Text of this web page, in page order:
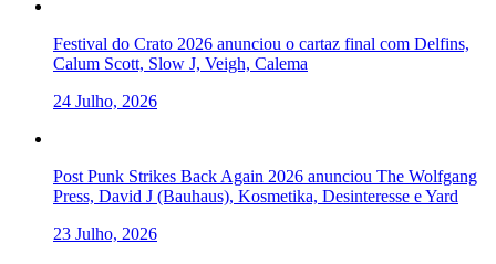
Festival do Crato 2026 anunciou o cartaz final com Delfins,
Calum Scott, Slow J, Veigh, Calema
24 Julho, 2026
Post Punk Strikes Back Again 2026 anunciou The Wolfgang
Press, David J (Bauhaus), Kosmetika, Desinteresse e Yard
23 Julho, 2026